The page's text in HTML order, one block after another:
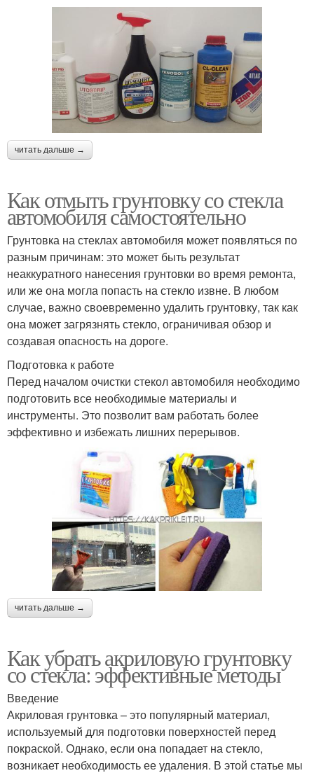
читать дальше →
Как отмыть грунтовку со стекла
автомобиля самостоятельно
Грунтовка на стеклах автомобиля может появляться по
разным причинам: это может быть результат
неаккуратного нанесения грунтовки во время ремонта,
или же она могла попасть на стекло извне. В любом
случае, важно своевременно удалить грунтовку, так как
она может загрязнять стекло, ограничивая обзор и
создавая опасность на дороге.
Подготовка к работе
Перед началом очистки стекол автомобиля необходимо
подготовить все необходимые материалы и
инструменты. Это позволит вам работать более
эффективно и избежать лишних перерывов.
читать дальше →
Как убрать акриловую грунтовку
со стекла: эффективные методы
Введение
Акриловая грунтовка – это популярный материал,
используемый для подготовки поверхностей перед
покраской. Однако, если она попадает на стекло,
возникает необходимость ее удаления. В этой статье мы